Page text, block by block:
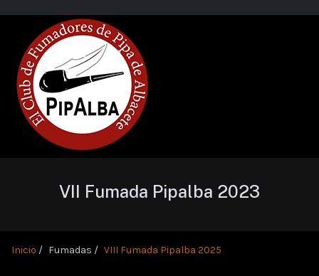
VII Fumada Pipalba 2023
Inicio Fumadas VIII Fumada Pipalba 2025